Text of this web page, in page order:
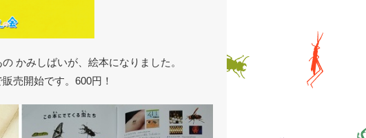
かみしばいが、絵本になりました。
売開始です。600円！